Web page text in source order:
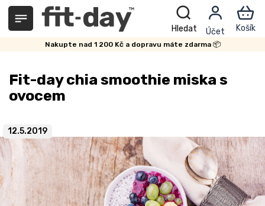
Přejít
obsah
Nakupte nad 1 200 Kč a dopravu máte zdarma 📦
Fit-day chia smoothie miska s
ovocem
12.5.2019